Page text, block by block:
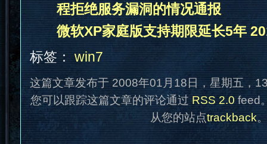
程拒绝服务漏洞的情况通报
微软XP家庭版支持期限延长5年
标签：win7
这篇文章发布于 2008年01月18日，星期五，
您可以跟踪这篇文章的评论通过RSS 2.0 feed
从您的站点trackback